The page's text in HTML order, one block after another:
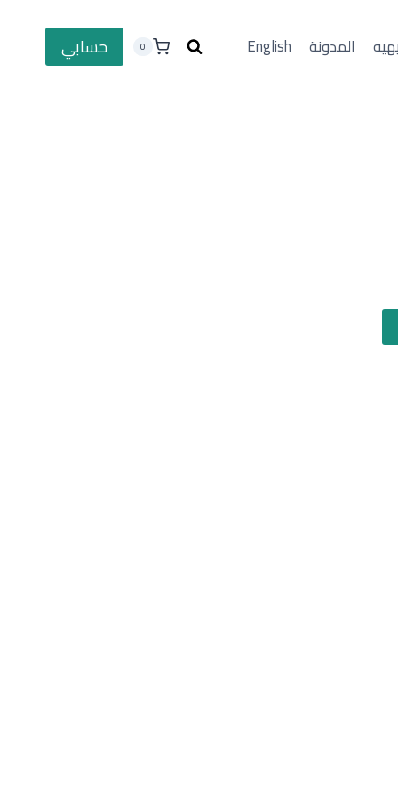
المدونة English
0 حسابي